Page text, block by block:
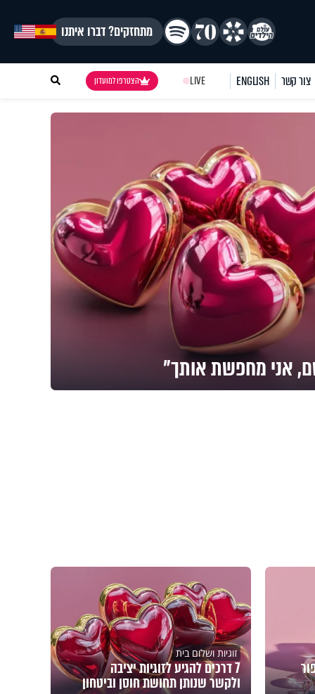
מתחזקים? דברו איתנו
צור קשר ENGLISH
LIVE הצטרפו למועדון
אני מחפשת אותך"
זוגיות ושלום בית
7 דרכים להגיע לזוגיות יציבה
ולקשר שנותן תחושת חוסן וביטחון